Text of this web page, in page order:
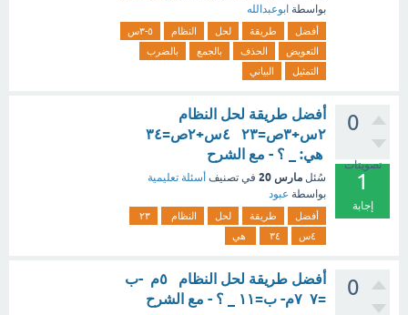
بواسطة ابوعبدالله
أفضل طريقة لحل النظام
٥-٣س
التعويض
الحذف بالجمع
بالضرب
التمثيل
البياني
0
تصويتات
1
إجابة
أفضل طريقة لحل النظام
هي: _ ؟ - مع الشرح
سُئل مارس 20 في تصنيف أسئلة تعليمية
بواسطة عبود
أفضل طريقة لحل النظام
٢٣
٣٤ هي
0
أفضل طريقة لحل النظام ٥م -ب
=٧ ٧م- ب=١١ _ ؟ - مع الشرح